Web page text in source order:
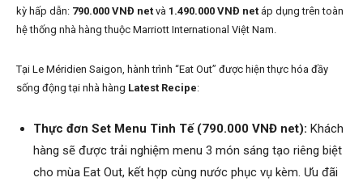
kỳ hấp dẫn: 790.000 VNĐ net và 1.490.000 VNĐ net áp dụng trên toàn
hệ thống nhà hàng thuộc Marriott International Việt Nam.
Tại Le Méridien Saigon, hành trình “Eat Out” được hiện thực hóa đầy
sống động tại nhà hàng Latest Recipe:
Thực đơn Set Menu Tinh Tế (790.000 VNĐ net): Khách
hàng sẽ được trải nghiệm menu 3 món sáng tạo riêng biệt
cho mùa Eat Out, kết hợp cùng nước phục vụ kèm. Ưu đãi